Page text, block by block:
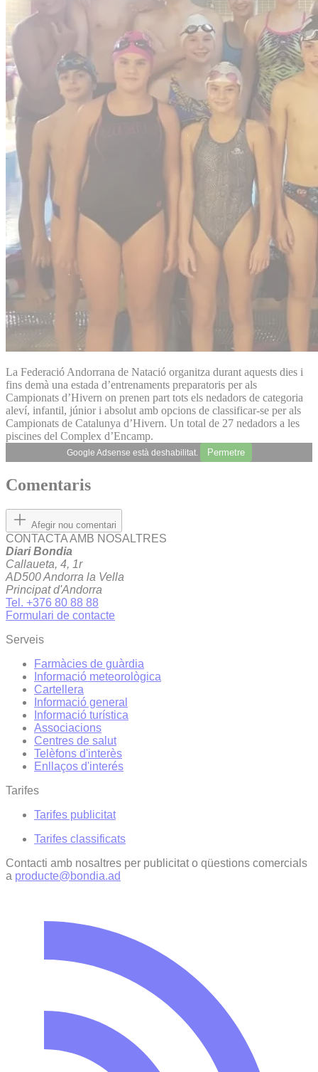
La Federació Andorrana de Natació organitza durant aquests dies i
fins demà una estada d’entrenaments preparatoris per als
Campionats d’Hivern on prenen part tots els nedadors de categoria
aleví, infantil, júnior i absolut amb opcions de classificar-se per als
Campionats de Catalunya d’Hivern. Un total de 27 nedadors a les
piscines del Complex d’Encamp.
Google Adsense està deshabilitat. Permetre
Comentaris
Afegir nou comentari
CONTACTA AMB NOSALTRES
Diari Bondia
Callaueta, 4, 1r
AD500 Andorra la Vella
Principat d'Andorra
Tel. +376 80 88 88
Formulari de contacte
Serveis
Farmàcies de guàrdia
Informació meteorològica
Cartellera
Informació general
Informació turística
Associacions
Centres de salut
Telèfons d'interès
Enllaços d'interés
Tarifes
Tarifes publicitat
Tarifes classificats
Contacti amb nosaltres per publicitat o qüestions comercials
a producte@bondia.ad